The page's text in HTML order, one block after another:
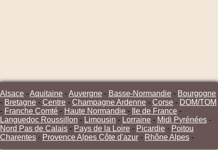
Alsace -Aquitaine -Auvergne - Basse-Normandie - Bourgogne
- Bretagne - Centre - Champagne Ardenne - Corse - DOM/TOM
- Franche Comté - Haute Normandie - Ile de France -
Languedoc Roussillon - Limousin - Lorraine - Midi Pyrénées -
Nord Pas de Calais - Pays de la Loire - Picardie - Poitou
Charentes - Provence Alpes Côte d'azur - Rhône Alpes -